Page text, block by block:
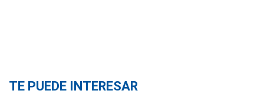
TE PUEDE INTERESAR